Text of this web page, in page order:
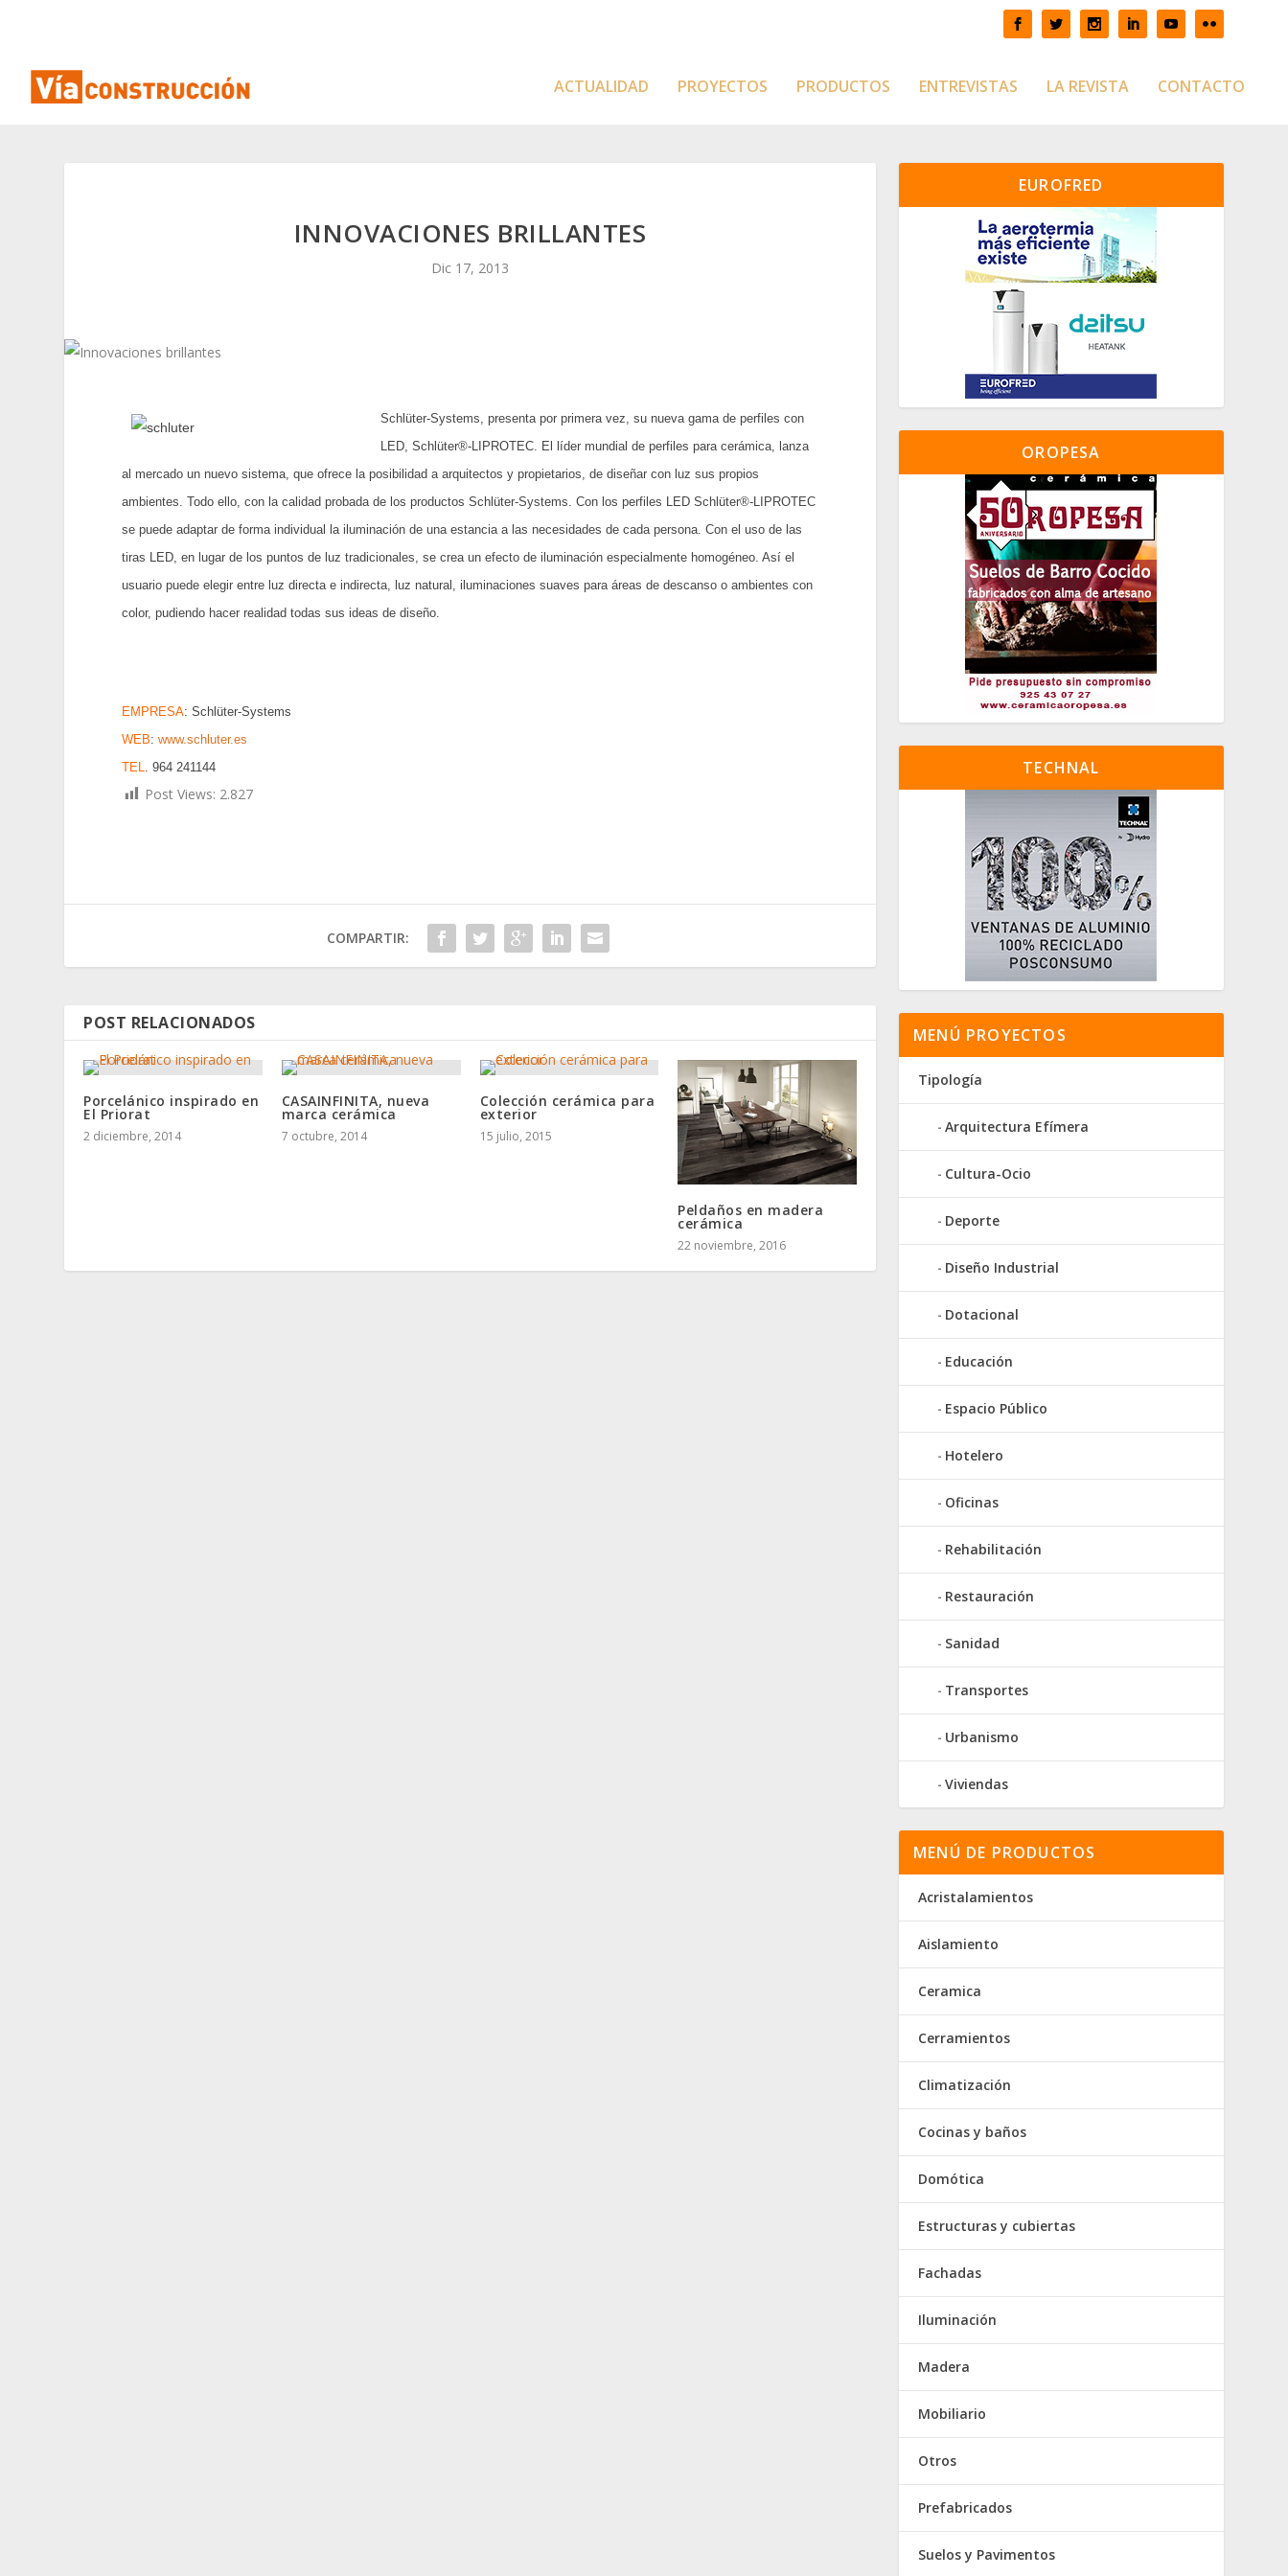
ACTUALIDAD PROYECTOS PRODUCTOS ENTREVISTAS LA REVISTA CONTACTO
INNOVACIONES BRILLANTES
Dic 17, 2013
Schlüter-Systems, presenta por primera vez, su nueva gama de perfiles con
LED, Schlüter®-LIPROTEC. El líder mundial de perfiles para cerámica, lanza
al mercado un nuevo sistema, que ofrece la posibilidad a arquitectos y propietarios, de diseñar con luz sus propios
ambientes. Todo ello, con la calidad probada de los productos Schlüter-Systems. Con los perfiles LED Schlüter®-LIPROTEC
se puede adaptar de forma individual la iluminación de una estancia a las necesidades de cada persona. Con el uso de las
tiras LED, en lugar de los puntos de luz tradicionales, se crea un efecto de iluminación especialmente homogéneo. Así el
usuario puede elegir entre luz directa e indirecta, luz natural, iluminaciones suaves para áreas de descanso o ambientes con
color, pudiendo hacer realidad todas sus ideas de diseño.
EMPRESA: Schlüter-Systems
WEB:www.schluter.es
TEL
. 964 241144
Post Views: 2.827
COMPARTIR:
POST RELACIONADOS
Porcelánico inspirado en
El Priorat
2 diciembre, 2014
CASAINFINITA, nueva
marca cerámica
7 octubre, 2014
Colección cerámica para
exterior
15 julio, 2015
Peldaños en madera
cerámica
22 noviembre, 2016
EUROFRED
OROPESA
TECHNAL
MENÚ PROYECTOS
Tipología
Arquitectura Efímera
Cultura-Ocio
Deporte
Diseño Industrial
Dotacional
Educación
Espacio Público
Hotelero
Oficinas
Rehabilitación
Restauración
Sanidad
Transportes
Urbanismo
Viviendas
MENÚ DE PRODUCTOS
Acristalamientos
Aislamiento
Ceramica
Cerramientos
Climatización
Cocinas y baños
Domótica
Estructuras y cubiertas
Fachadas
Iluminación
Madera
Mobiliario
Otros
Prefabricados
Suelos y Pavimentos